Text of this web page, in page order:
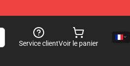
Service clientVoir le panier